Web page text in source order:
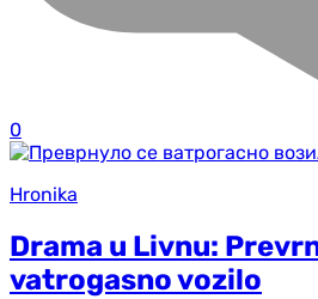
0
Hronika
Drama u Livnu:
vatrogasno vozilo